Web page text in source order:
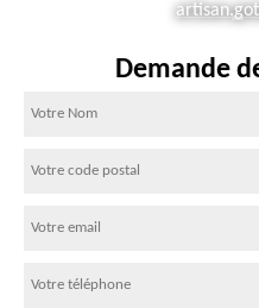
Demande